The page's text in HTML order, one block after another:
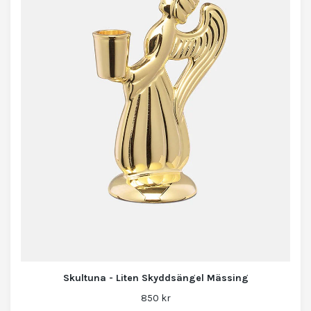
Skultuna - Liten Skyddsängel Mässing
850 kr